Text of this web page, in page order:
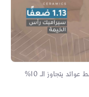
يتجاوز الـ 10%